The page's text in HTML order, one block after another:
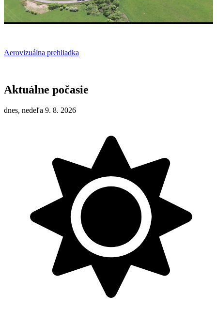
Aerovizuálna prehliadka
Aktuálne počasie
dnes, nedeľa 9. 8. 2026